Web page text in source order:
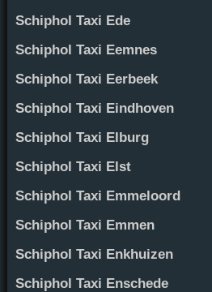
Schiphol Taxi Ede
Schiphol Taxi Eemnes
Schiphol Taxi Eerbeek
Schiphol Taxi Eindhoven
Schiphol Taxi Elburg
Schiphol Taxi Elst
Schiphol Taxi Emmeloord
Schiphol Taxi Emmen
Schiphol Taxi Enkhuizen
Schiphol Taxi Enschede